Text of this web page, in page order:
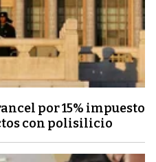
por 15% impuesto
con polisilicio